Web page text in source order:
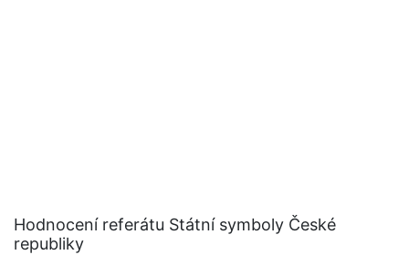
Hodnocení referátu Státní symboly České
republiky